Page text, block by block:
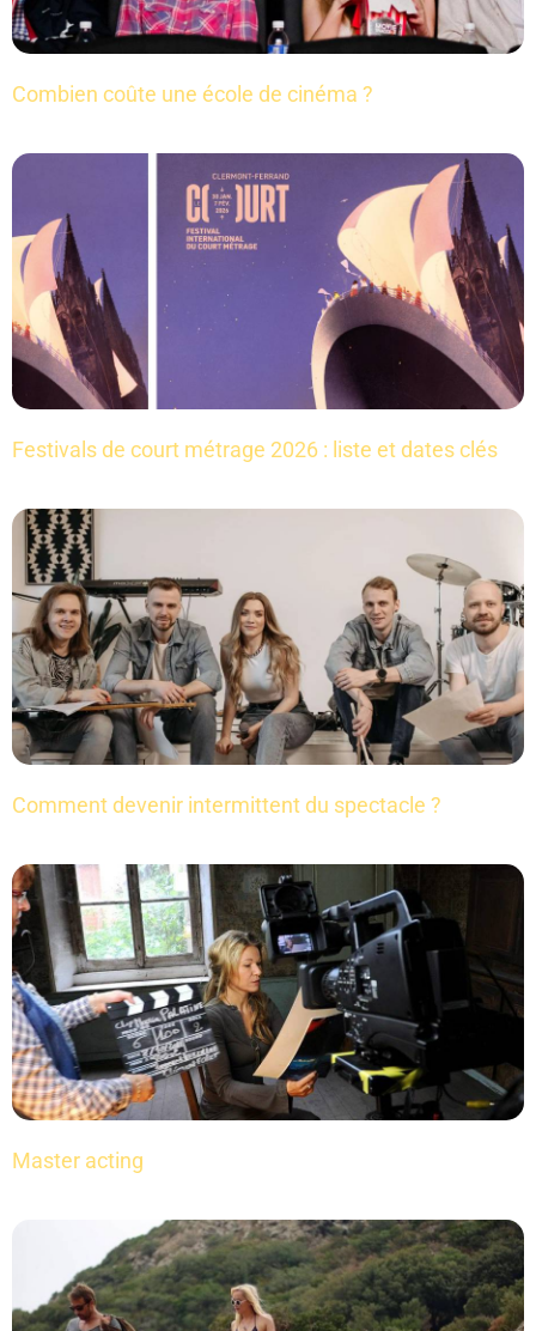
Combien coûte une école de cinéma ?
Festivals de court métrage 2026 : liste et dates clés
Comment devenir intermittent du spectacle ?
Master acting